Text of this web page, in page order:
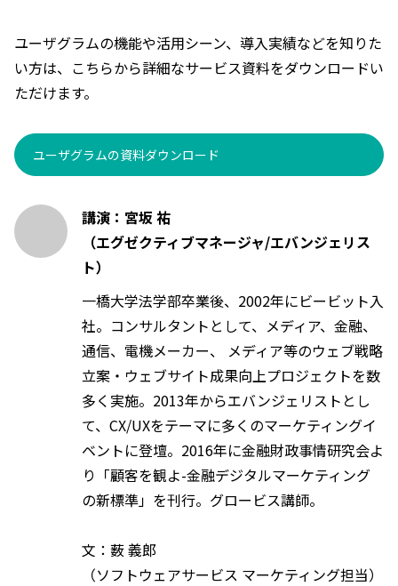
ユーザグラムの機能や活用シーン、導入実績などを知りた
い方は、こちらから詳細なサービス資料をダウンロードい
ただけます。
ユーザグラムの資料ダウンロード
講演：宮坂 祐
（エグゼクティブマネージャ/エバンジェリス
ト）
一橋大学法学部卒業後、2002年にビービット入
社。コンサルタントとして、メディア、金融、
通信、電機メーカー、 メディア等のウェブ戦略
立案・ウェブサイト成果向上プロジェクトを数
多く実施。2013年からエバンジェリストとし
て、CX/UXをテーマに多くのマーケティングイ
ベントに登壇。2016年に金融財政事情研究会よ
り「顧客を観よ-金融デジタルマーケティング
の新標準」を刊行。グロービス講師。
文：薮 義郎
（ソフトウェアサービス マーケティング担当）